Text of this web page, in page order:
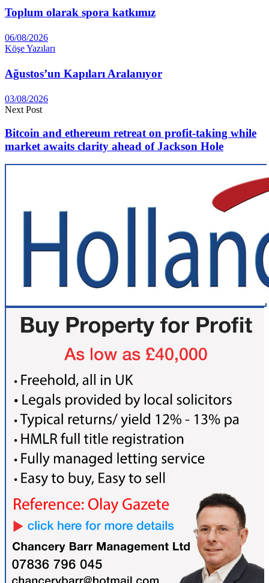
Toplum olarak spora katkımız
06/08/2026
Köşe Yazıları
Ağustos’un Kapıları Aralanıyor
03/08/2026
Next Post
Bitcoin and ethereum retreat on profit-taking while
market awaits clarity ahead of Jackson Hole